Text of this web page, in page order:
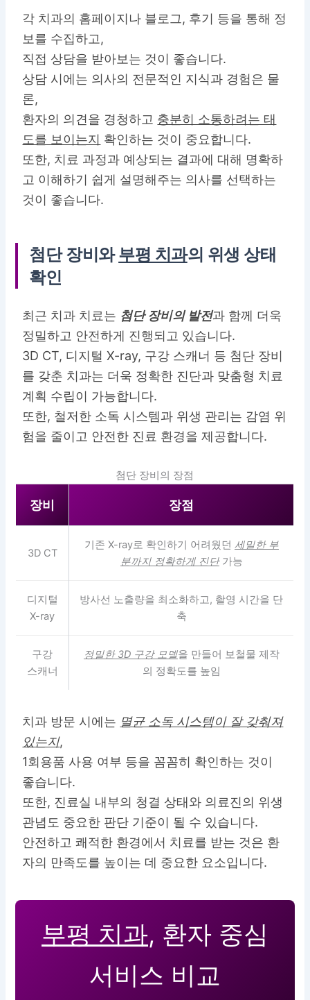
각 치과의 홈페이지나 블로그, 후기 등을 통해 정
보를 수집하고,
직접 상담을 받아보는 것이 좋습니다.
상담 시에는 의사의 전문적인 지식과 경험은 물
론,
환자의 의견을 경청하고 충분히 소통하려는 태
도를 보이는지 확인하는 것이 중요합니다.
또한, 치료 과정과 예상되는 결과에 대해 명확하
고 이해하기 쉽게 설명해주는 의사를 선택하는
것이 좋습니다.
첨단 장비와부평 치과의 위생 상태
확인
최근 치과 치료는 첨단 장비의 발전과 함께 더욱
정밀하고 안전하게 진행되고 있습니다.
3D CT, 디지털 X-ray, 구강 스캐너 등 첨단 장비
를 갖춘 치과는 더욱 정확한 진단과 맞춤형 치료
계획 수립이 가능합니다.
또한, 철저한 소독 시스템과 위생 관리는 감염 위
험을 줄이고 안전한 진료 환경을 제공합니다.
첨단 장비의 장점
장비 장점
3D CT
기존 X-ray로 확인하기 어려웠던 세밀한 부
분까지 정확하게 진단가능
디지털
X-ray
방사선 노출량을 최소화하고, 촬영 시간을 단
축
구강
스캐너
정밀한 3D 구강 모델을 만들어 보철물 제작
의 정확도를 높임
치과 방문 시에는 멸균 소독 시스템이 잘 갖춰져
있는지,
1회용품 사용 여부 등을 꼼꼼히 확인하는 것이
좋습니다.
또한, 진료실 내부의 청결 상태와 의료진의 위생
관념도 중요한 판단 기준이 될 수 있습니다.
안전하고 쾌적한 환경에서 치료를 받는 것은 환
자의 만족도를 높이는 데 중요한 요소입니다.
부평 치과, 환자 중심
서비스 비교